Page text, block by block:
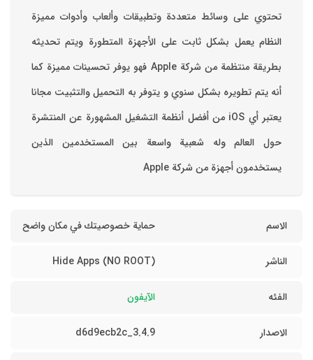
تحتوي على وسائط متعددة وتطبيقات وألعاب وأدوات مميزة
‏النظام يعمل بشكل ثابت على الأجهزة المتطورة ويتم تحديثه
بطريقة منتظمة من شركة Apple فهو يوفر تحسينات مميزة كما
أنه يتم تطويره بشكل سنوي و يتوفر به التحميل والتثبيت مجانا
‏يعتبر أي iOS من أفضل أنظمة التشغيل المشهورة عن المنتشرة
حول العالم وله شعبية واسعة بين المستخدمين الذين
يستخدمون أجهزة من شركة Apple
الاسم حماية خصوصيتك في مكان واضح
الناشر Hide Apps (NO ROOT)
الفئه الآيفون
الاصدار 3.4.9_d6d9ecb2c